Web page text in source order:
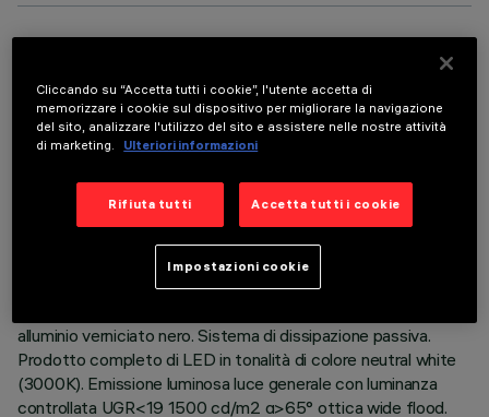
ULTIMO AGGIORNAMENTO: 07/08/2026
DESCRIZIONE
Apparecchio rotondo fisso finalizzato all'utilizzo di sorgente
LED con tecnologia C.o.B. Versione con falda per installazione
ad appoggio. Riflettore metallizzato con vapori di alluminio
sottovuoto con strato di protezione antigraffio. Struttura
con cornice perimetrale in alluminio pressofuso, staffe in
alluminio verniciato nero. Sistema di dissipazione passiva.
Prodotto completo di LED in tonalità di colore neutral white
(3000K). Emissione luminosa luce generale con luminanza
controllata UGR<19 1500 cd/m2 α>65° ottica wide flood.
Cliccando su “Accetta tutti i cookie”, l'utente accetta di
memorizzare i cookie sul dispositivo per migliorare la navigazione
del sito, analizzare l'utilizzo del sito e assistere nelle nostre attività
di marketing.
Ulteriori informazioni
Rifiuta tutti Accetta tutti i cookie
Impostazioni cookie